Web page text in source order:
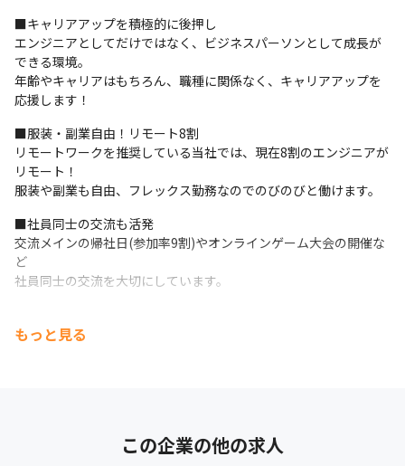
■キャリアアップを積極的に後押し
エンジニアとしてだけではなく、ビジネスパーソンとして成長が
できる環境。
年齢やキャリアはもちろん、職種に関係なく、キャリアアップを
応援します！
■服装・副業自由！リモート8割
リモートワークを推奨している当社では、現在8割のエンジニアが
リモート！
服装や副業も自由、フレックス勤務なのでのびのびと働けます。
■社員同士の交流も活発
交流メインの帰社日(参加率9割)やオンラインゲーム大会の開催な
ど
社員同士の交流を大切にしています。
エンジニアだけで約80名という体制でチームなどの枠組みに関係
もっと見る
この企業の他の求人